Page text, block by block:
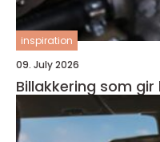
inspiration
09. July 2026
Billakkering som